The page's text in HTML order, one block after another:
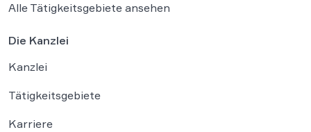
Alle Tätigkeitsgebiete ansehen
Die Kanzlei
Kanzlei
Tätigkeitsgebiete
Karriere